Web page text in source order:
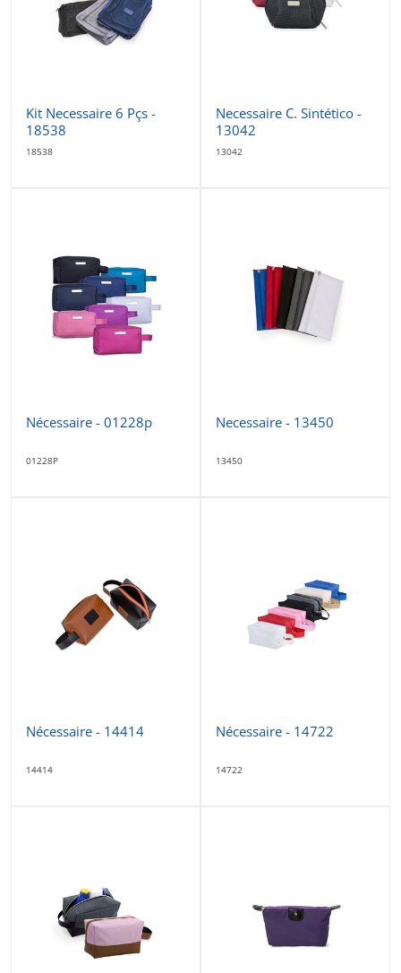
Kit Necessaire 6 Pçs -
18538
18538
Necessaire C. Sintético -
13042
13042
Nécessaire - 01228p
01228P
Necessaire - 13450
13450
Nécessaire - 14414
14414
Nécessaire - 14722
14722